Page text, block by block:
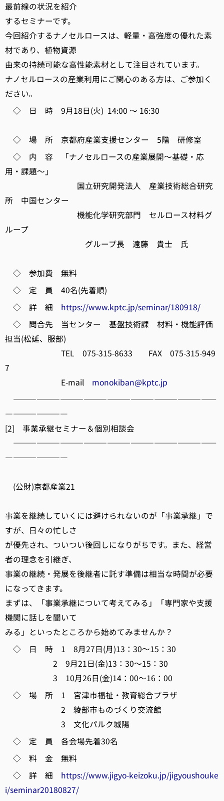
最前線の状況を紹介
するセミナーです。
今回紹介するナノセルロースは、軽量・高強度の優れた素
材であり、植物資源
由来の持続可能な高性能素材として注目されています。
ナノセルロースの産業利用にご関心のある方は、ご参加く
ださい。
◇ 日 時 9月18日(火) 14:00 ～ 16:30
◇ 場 所 京都府産業支援センター 5階 研修室
◇ 内 容 「ナノセルロースの産業展開～基礎・応
用・課題～」
国立研究開発法人 産業技術総合研究
所 中国センター
機能化学研究部門 セルロース材料グ
ループ
グループ長 遠藤 貴士 氏
◇ 参加費 無料
◇ 定 員 40名(先着順)
◇ 詳 細 https://www.kptc.jp/seminar/180918/
◇ 問合先 当センター 基盤技術課 材料・機能評価
担当(松延、服部)
TEL 075-315-8633 FAX 075-315-949
7
E-mail monokiban@kptc.jp
――――――――――――――――――――――――――
――――――――
[2] 事業承継セミナー＆個別相談会
――――――――――――――――――――――――――
――――――――
(公財)京都産業21
事業を継続していくには避けられないのが「事業承継」で
すが、日々の忙しさ
が優先され、ついつい後回しになりがちです。また、経営
者の理念を引継ぎ、
事業の継続・発展を後継者に託す準備は相当な時間が必要
になってきます。
まずは、「事業承継について考えてみる」「専門家や支援
機関に話しを聞いて
みる」といったところから始めてみませんか？
◇ 日 時 1 8月27日(月)13：30～15：30
2 9月21日(金)13：30～15：30
3 10月26日(金)14：00～16：00
◇ 場 所 1 宮津市福祉・教育総合プラザ
2 綾部市ものづくり交流館
3 文化パルク城陽
◇ 定 員 各会場先着30名
◇ 料 金 無料
◇ 詳 細 https://www.jigyo-keizoku.jp/jigyoushouke
i/seminar20180827/